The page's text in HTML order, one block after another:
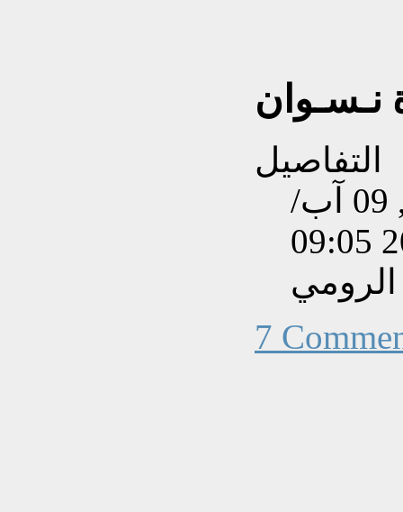
نـسـوان
التفاصيل
تم إنشاءه بتاريخ الثلاثاء, 09 آب/
7